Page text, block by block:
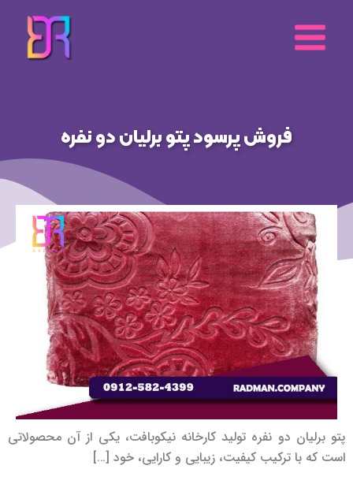
محتوا
فروش پرسود پتو برلیان دو نفره
پتو برلیان دو نفره تولید کارخانه نیکوبافت، یکی از آن محصولاتی
است که با ترکیب کیفیت، زیبایی و کارایی، خود […]